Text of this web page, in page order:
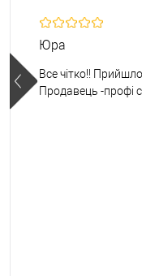
Юра
Все чітко!!
Продавець -профі